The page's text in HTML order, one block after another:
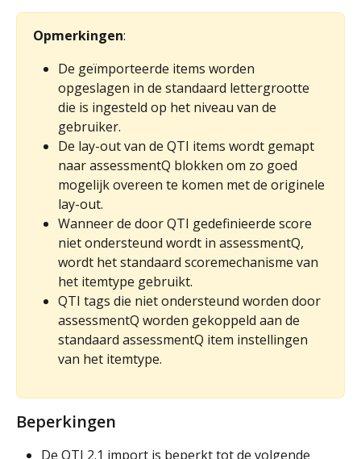
Opmerkingen:
De geïmporteerde items worden
opgeslagen in de standaard lettergrootte
die is ingesteld op het niveau van de
gebruiker.
De lay-out van de QTI items wordt gemapt
naar assessmentQ blokken om zo goed
mogelijk overeen te komen met de originele
lay-out.
Wanneer de door QTI gedefinieerde score
niet ondersteund wordt in assessmentQ,
wordt het standaard scoremechanisme van
het itemtype gebruikt.
QTI tags die niet ondersteund worden door
assessmentQ worden gekoppeld aan de
standaard assessmentQ item instellingen
van het itemtype.
Beperkingen
De QTI 2.1 import is beperkt tot de volgende